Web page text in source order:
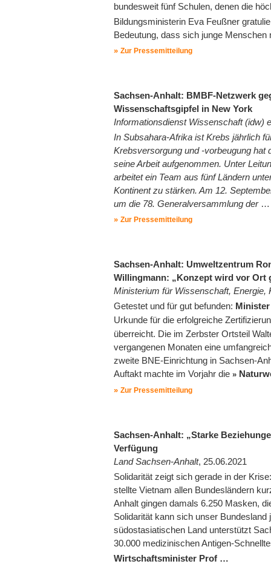
bundesweit fünf Schulen, denen die
Bildungsministerin Eva Feußner
Bedeutung, dass sich junge
Zur Pressemitteilung
Sachsen-Anhalt: BMBF-Netzwerk
Wissenschaftsgipfel in New York
Informationsdienst Wissenschaft (idw)
In Subsahara-Afrika ist Krebs jährlich
Krebsversorgung und -vorbeugung
seine Arbeit aufgenommen. Unter
arbeitet ein Team aus fünf Ländern
Kontinent zu stärken. Am 12.
um die 78. Generalversammlung der…
Zur Pressemitteilung
Sachsen-Anhalt: Umweltzentrum
Willingmann: „Konzept wird vor Ort
Ministerium für Wissenschaft, Energie,
Getestet und für gut befunden:
Urkunde für die erfolgreiche
überreicht. Die im Zerbster Ortsteil
vergangenen Monaten eine
zweite BNE-Einrichtung in Sachsen-
Auftakt machte im Vorjahr die
Zur Pressemitteilung
Sachsen-Anhalt: „Starke
Verfügung
Land Sachsen-Anhalt, 25.06.2021
Solidarität zeigt sich gerade in der
stellte Vietnam allen Bundesländern
Anhalt gingen damals 6.250 Masken,
Solidarität kann sich unser
südostasiatischen Land unterstützt
30.000 medizinischen Antigen-
Wirtschaftsminister Prof …